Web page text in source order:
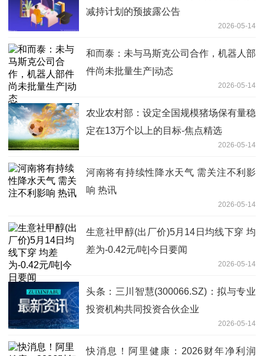
减持计划的预披露公告
2026-05-14
和而泰：未与马斯克公司合作，机器人部
件尚未批量生产|动态
2026-05-14
农业农村部：设定全国规模猪场保有量稳
定在13万个以上的目标-焦点精选
2026-05-14
河南将有持续性降水天气 需关注不利影
响 热讯
2026-05-14
生意社甲醇(出厂价)5月14日均线下穿 均
差为-0.42元/吨|今日要闻
2026-05-14
头条：三川智慧(300066.SZ)：拟与专业
投资机构共同投资合伙企业
2026-05-14
快消息！阿里健康：2026财年净利润